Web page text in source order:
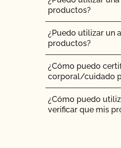
¿Cómo me
problemas de
¿Cómo envío una
añadir producto,
¿Cómo actualizo
¿Cómo actualizo
productos?
¿Puedo utilizar un
productos?
¿Cómo puedo
corporal/cuidado
¿Cómo puedo
verificar que mis